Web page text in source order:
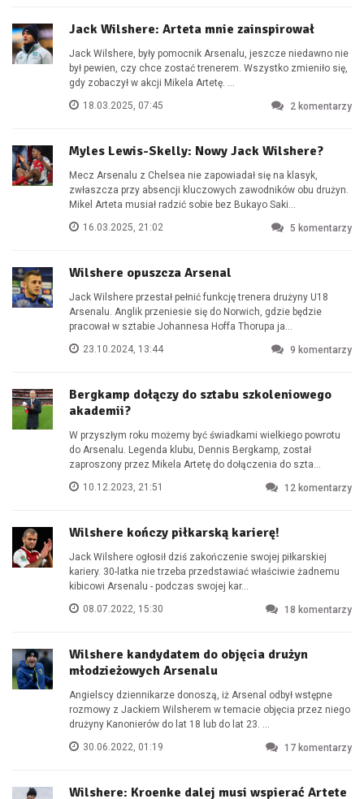
Jack Wilshere: Arteta mnie zainspirował
Jack Wilshere, były pomocnik Arsenalu, jeszcze niedawno nie
był pewien, czy chce zostać trenerem. Wszystko zmieniło się,
gdy zobaczył w akcji Mikela Artetę. ...
18.03.2025, 07:45
2 komentarzy
Myles Lewis-Skelly: Nowy Jack Wilshere?
Mecz Arsenalu z Chelsea nie zapowiadał się na klasyk,
zwłaszcza przy absencji kluczowych zawodników obu drużyn.
Mikel Arteta musiał radzić sobie bez Bukayo Saki...
16.03.2025, 21:02
5 komentarzy
Wilshere opuszcza Arsenal
Jack Wilshere przestał pełnić funkcję trenera drużyny U18
Arsenalu. Anglik przeniesie się do Norwich, gdzie będzie
pracował w sztabie Johannesa Hoffa Thorupa ja...
23.10.2024, 13:44
9 komentarzy
Bergkamp dołączy do sztabu szkoleniowego
akademii?
W przyszłym roku możemy być świadkami wielkiego powrotu
do Arsenalu. Legenda klubu, Dennis Bergkamp, został
zaproszony przez Mikela Artetę do dołączenia do szta...
10.12.2023, 21:51
12 komentarzy
Wilshere kończy piłkarską karierę!
Jack Wilshere ogłosił dziś zakończenie swojej piłkarskiej
kariery. 30-latka nie trzeba przedstawiać właściwie żadnemu
kibicowi Arsenalu - podczas swojej kar...
08.07.2022, 15:30
18 komentarzy
Wilshere kandydatem do objęcia drużyn
młodzieżowych Arsenalu
Angielscy dziennikarze donoszą, iż Arsenal odbył wstępne
rozmowy z Jackiem Wilsherem w temacie objęcia przez niego
drużyny Kanonierów do lat 18 lub do lat 23. ...
30.06.2022, 01:19
17 komentarzy
Wilshere: Kroenke dalej musi wspierać Artete